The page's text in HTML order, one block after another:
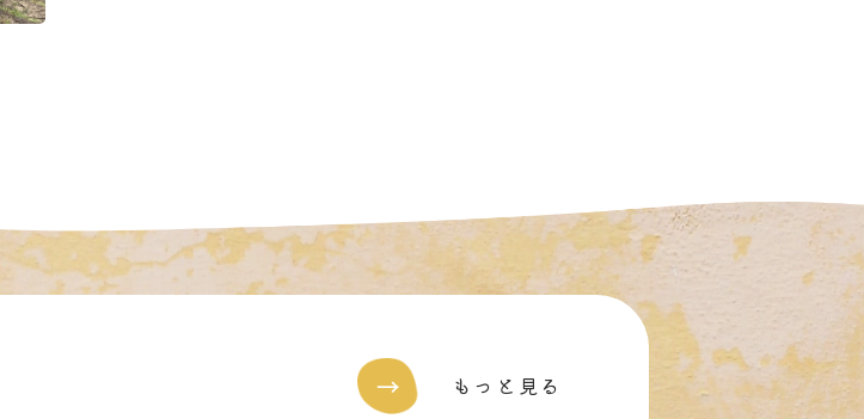
→ もっと見る